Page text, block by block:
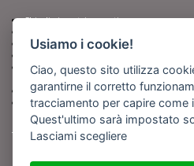
Chiedi ai nostri esperti
Fai pubblicità con noi
Iscriviti al nostro corso di
giornalismo
Compra i nostri libri
Entra in Barinedita Map
Copyright BARIREPORT s.a.s. All rights
Usiamo i cookie!
Ciao, questo sito utilizza
garantirne il corretto
tracciamento per capire come
Quest'ultimo sarà impostato
Lasciami scegliere